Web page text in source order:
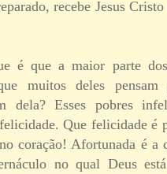
recebe Jesus
é que a maior parte
muitos deles
dela? Esses pobres
Que felicidade é
coração! Afortunada é a
no qual Deus